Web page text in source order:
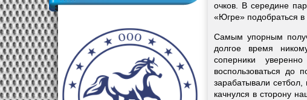
очков. В середине
«Югре» подобраться в
Самым упорным
долгое время
соперники
воспользоваться до
зарабатывали
качнулся в сторону